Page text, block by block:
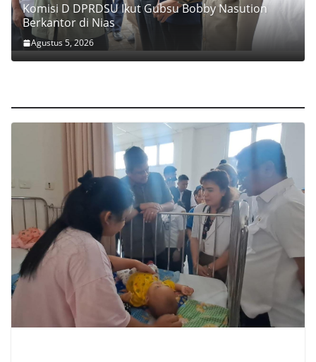
Komisi D DPRDSU Ikut Gubsu Bobby Nasution
Berkantor di Nias
Agustus 5, 2026